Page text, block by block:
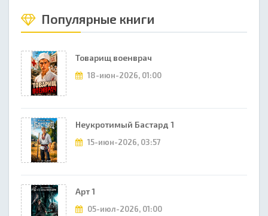
Популярные книги
Товарищ военврач
18-июн-2026, 01:00
Неукротимый Бастард 1
15-июн-2026, 03:57
Арт 1
05-июл-2026, 01:00